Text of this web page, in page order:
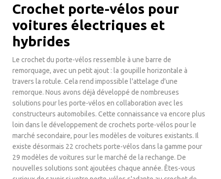
Crochet porte-vélos pour
voitures électriques et
hybrides
Le crochet du porte-vélos ressemble à une barre de
remorquage, avec un petit ajout : la goupille horizontale à
travers la rotule. Cela rend impossible l'attelage d'une
remorque. Nous avons déjà développé de nombreuses
solutions pour les porte-vélos en collaboration avec les
constructeurs automobiles. Cette connaissance va encore plus
loin dans le développement de crochets porte-vélos pour le
marché secondaire, pour les modèles de voitures existants. Il
existe désormais 22 crochets porte-vélos dans la gamme pour
29 modèles de voitures sur le marché de la rechange. De
nouvelles solutions sont ajoutées chaque année. Êtes-vous